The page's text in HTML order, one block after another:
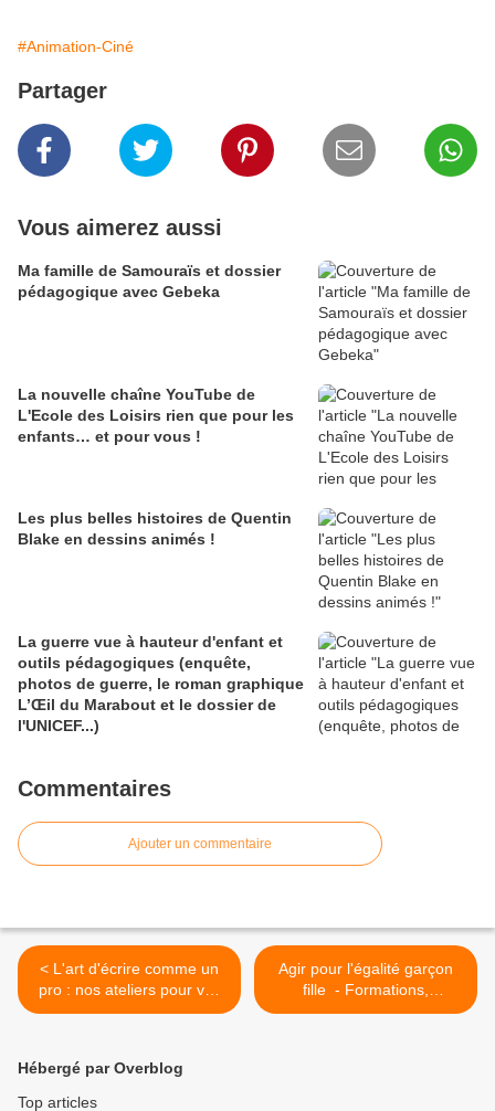
#Animation-Ciné
Partager
Vous aimerez aussi
Ma famille de Samouraïs et dossier
pédagogique avec Gebeka
La nouvelle chaîne YouTube de
L'Ecole des Loisirs rien que pour les
enfants… et pour vous !
Les plus belles histoires de Quentin
Blake en dessins animés !
La guerre vue à hauteur d'enfant et
outils pédagogiques (enquête,
photos de guerre, le roman graphique
L’Œil du Marabout et le dossier de
l'UNICEF...)
Commentaires
Ajouter un commentaire
< L'art d'écrire comme un
pro : nos ateliers pour vos
élèves. Lecture et histoires
Agir pour l'égalité garçon
fille - Formations,
webinaires, ouvrages
Hébergé par Overblog
Top articles